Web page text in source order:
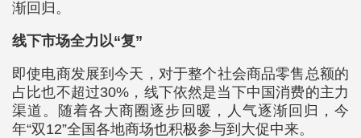
渐回归。
线下市场全力以“复”
即使电商发展到今天，对于整个社会商品零售总额的
占比也不超过30%，线下依然是当下中国消费的主力
渠道。随着各大商圈逐步回暖，人气逐渐回归，今
年“双12”全国各地商场也积极参与到大促中来。